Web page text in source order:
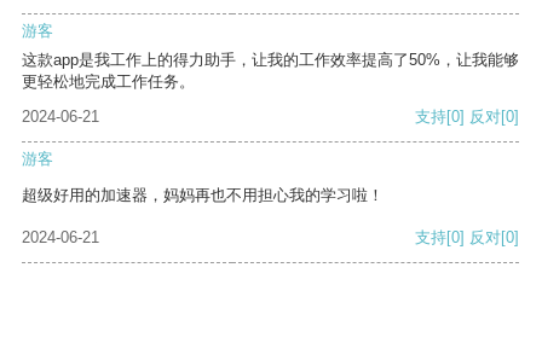
游客
这款app是我工作上的得力助手，让我的工作效率提高了50%，让我能够
更轻松地完成工作任务。
2024-06-21
支持[0] 反对[0]
游客
超级好用的加速器，妈妈再也不用担心我的学习啦！
2024-06-21 支持[0] 反对[0]